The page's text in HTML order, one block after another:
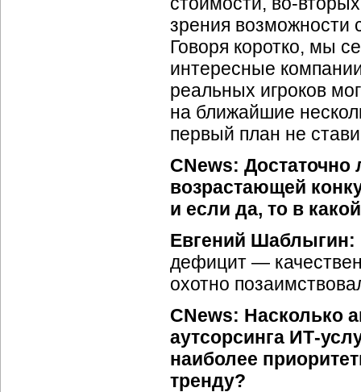
зрения возможности
Говоря коротко, мы
интересные
реальных игроков
на ближайшие
первый план не
CNews: Достаточно
возрастающей
и если да, то в
Евгений Шаблыгин:
дефицит —
охотно
CNews: Насколько
аутсорсинга ИТ-
наиболее
тренду?